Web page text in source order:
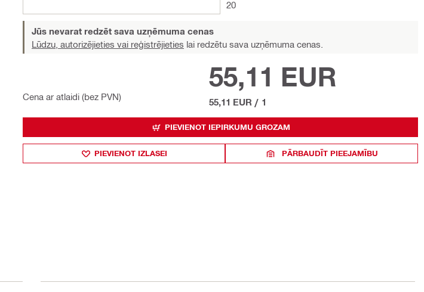
20
Jūs nevarat redzēt sava uzņēmuma cenas
Lūdzu, autorizējieties vai reģistrējieties lai redzētu sava uzņēmuma cenas.
Cena ar atlaidi (bez PVN)
55,11 EUR
55,11 EUR / 1
PIEVIENOT IEPIRKUMU GROZAM
PIEVIENOT IZLASEI PĀRBAUDĪT PIEEJAMĪBU